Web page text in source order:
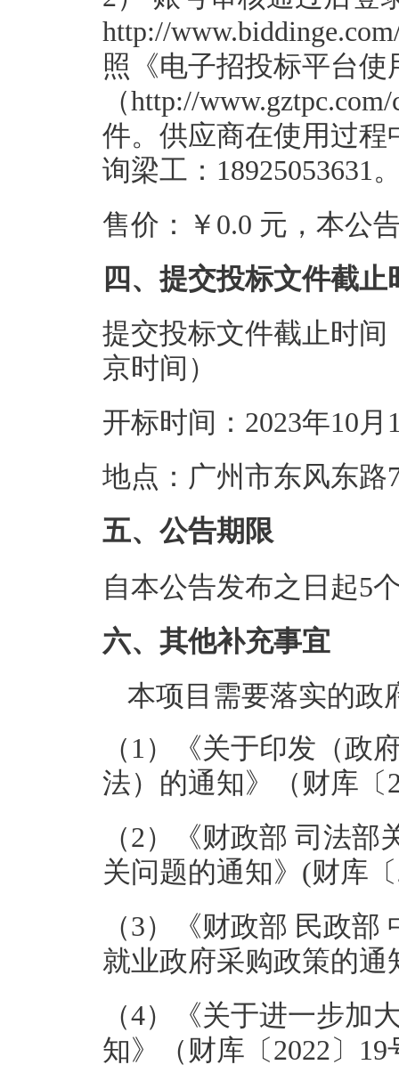
http://
照《电子招投标平台使
（http://
件。供应商在使用过
询梁工：18925053631
售价：￥0.0 元，本公
四、提交投标文件截
提交投标文件截止时间
京时间）
开标时间：2023年10
地点：广州市东风东路
五、公告期限
自本公告发布之日起5
六、其他补充事宜
本项目需要落实的政
（1）《关于印发（政
法）的通知》（财库〔
（2）《财政部 司法
关问题的通知》(财库
（3）《财政部 民政
就业政府采购政策的通
（4）《关于进一步加
知》（财库〔2022〕19